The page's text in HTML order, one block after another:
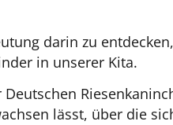
darin zu
in unserer Kita.
lässt, über die